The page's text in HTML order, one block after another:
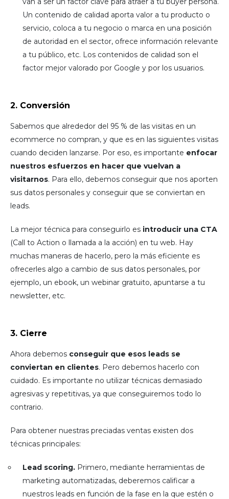
Un contenido de calidad aporta valor a tu producto o
servicio, coloca a tu negocio o marca en una posición
de autoridad en el sector, ofrece información relevante
a tu público, etc. Los contenidos de calidad son el
factor mejor valorado por Google y por los usuarios.
2. Conversión
Sabemos que alrededor del 95 % de las visitas en un
ecommerce no compran, y que es en las siguientes visitas
cuando deciden lanzarse. Por eso, es importante enfocar
nuestros esfuerzos en hacer que vuelvan a
visitarnos. Para ello, debemos conseguir que nos aporten
sus datos personales y conseguir que se conviertan en
leads.
La mejor técnica para conseguirlo es introducir una CTA
(Call to Action o llamada a la acción) en tu web. Hay
muchas maneras de hacerlo, pero la más eficiente es
ofrecerles algo a cambio de sus datos personales, por
ejemplo, un ebook, un webinar gratuito, apuntarse a tu
newsletter, etc.
3. Cierre
Ahora debemos conseguir que esos leads se
conviertan en clientes. Pero debemos hacerlo con
cuidado. Es importante no utilizar técnicas demasiado
agresivas y repetitivas, ya que conseguiremos todo lo
contrario.
Para obtener nuestras preciadas ventas existen dos
técnicas principales:
Lead scoring. Primero, mediante herramientas de
marketing automatizadas, deberemos calificar a
nuestros leads en función de la fase en la que estén o